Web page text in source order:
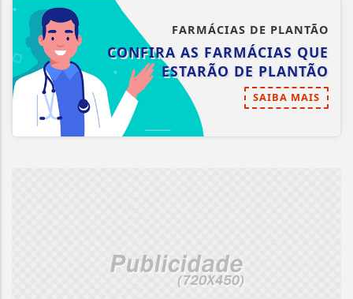
FARMÁCIAS DE PLANTÃO
CONFIRA AS FARMÁCIAS QUE
ESTARÃO DE PLANTÃO
SAIBA MAIS